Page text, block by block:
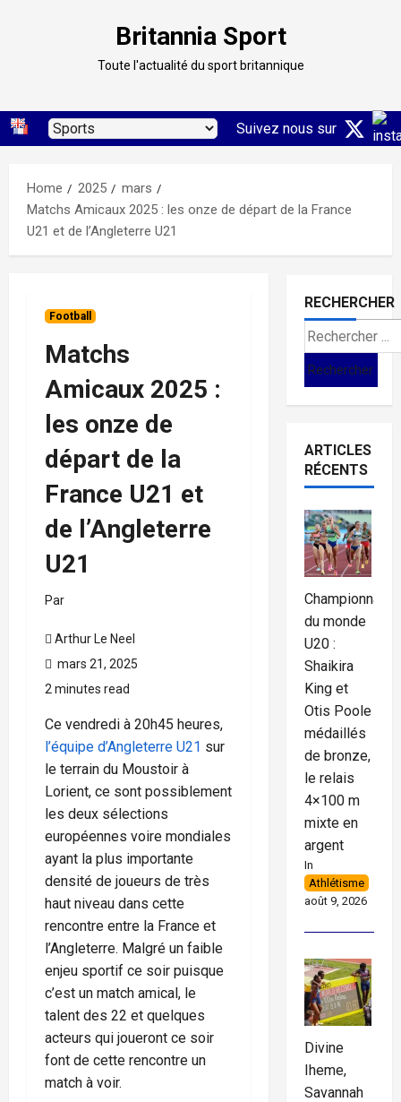
Britannia Sport
Toute l'actualité du sport britannique
Suivez nous sur
Home 2025
mars
Matchs Amicaux 2025 : les onze de départ de la France
U21 et de l’Angleterre U21
Football
Matchs
Amicaux 2025 :
les onze de
départ de la
France U21 et
de l’Angleterre
U21
Par
Arthur Le Neel
mars 21, 2025
2 minutes read
Ce vendredi à 20h45 heures,
l’équipe d’Angleterre U21 sur
le terrain du Moustoir à
Lorient, ce sont possiblement
les deux sélections
européennes voire mondiales
ayant la plus importante
densité de joueurs de très
haut niveau dans cette
rencontre entre la France et
l’Angleterre. Malgré un faible
enjeu sportif ce soir puisque
c’est un match amical, le
talent des 22 et quelques
acteurs qui joueront ce soir
font de cette rencontre un
match à voir.
RECHERCHER
Search
for:
ARTICLES
RÉCENTS
Championnat
du monde
U20 :
Shaikira
King et
Otis Poole
médaillés
de bronze,
le relais
4×100 m
mixte en
argent
In
Athlétisme
août 9, 2026
Divine
Iheme,
Savannah